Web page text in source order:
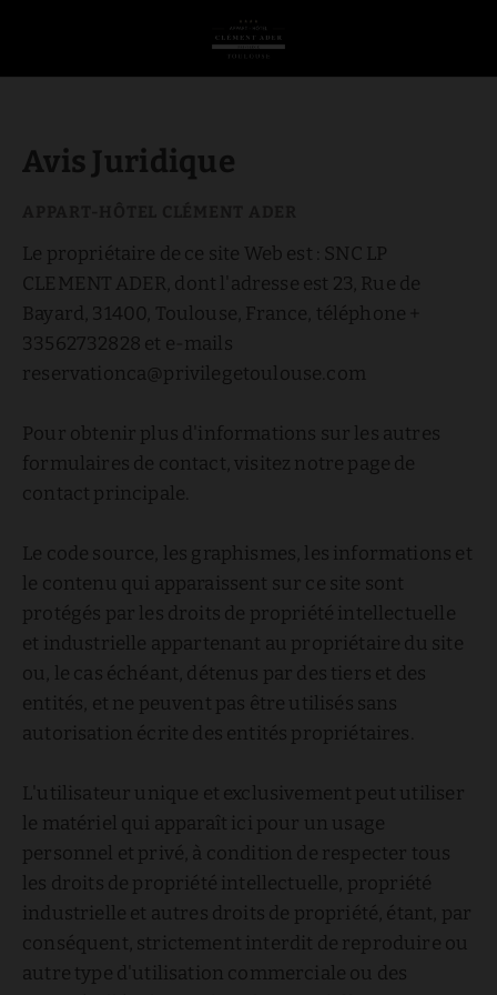
Avis Juridique
Le propriétaire de ce site Web est : SNC LP
CLEMENT ADER, dont l'adresse est 23, Rue de
Bayard, 31400, Toulouse, France, téléphone +
33562732828 et e-mails
reservationca@privilegetoulouse.com
Pour obtenir plus d'informations sur les autres
formulaires de contact, visitez notre page de
contact principale.
Le code source, les graphismes, les informations et
le contenu qui apparaissent sur ce site sont
protégés par les droits de propriété intellectuelle
et industrielle appartenant au propriétaire du site
ou, le cas échéant, détenus par des tiers et des
entités, et ne peuvent pas être utilisés sans
autorisation écrite des entités propriétaires.
L'utilisateur unique et exclusivement peut utiliser
le matériel qui apparaît ici pour un usage
personnel et privé, à condition de respecter tous
les droits de propriété intellectuelle, propriété
industrielle et autres droits de propriété, étant, par
conséquent, strictement interdit de reproduire ou
autre type d'utilisation commerciale ou des